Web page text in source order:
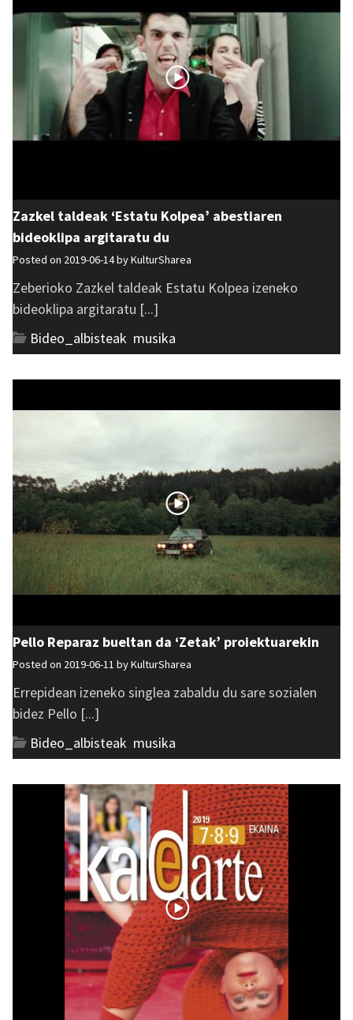
Zazkel taldeak ‘Estatu Kolpea’ abestiaren
bideoklipa argitaratu du
Posted on 2019-06-14 byKulturSharea
Zeberioko Zazkel taldeak Estatu Kolpea izeneko
bideoklipa argitaratu [...]
Bideo_albisteak musika
Pello Reparaz bueltan da ‘Zetak’ proiektuarekin
Posted on 2019-06-11 byKulturSharea
Errepidean izeneko singlea zabaldu du sare sozialen
bidez Pello [...]
Bideo_albisteak musika